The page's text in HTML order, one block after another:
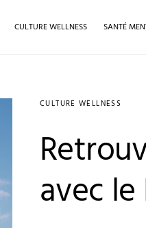
CULTURE WELLNESS SANTÉ
CULTURE WELLNESS
avec